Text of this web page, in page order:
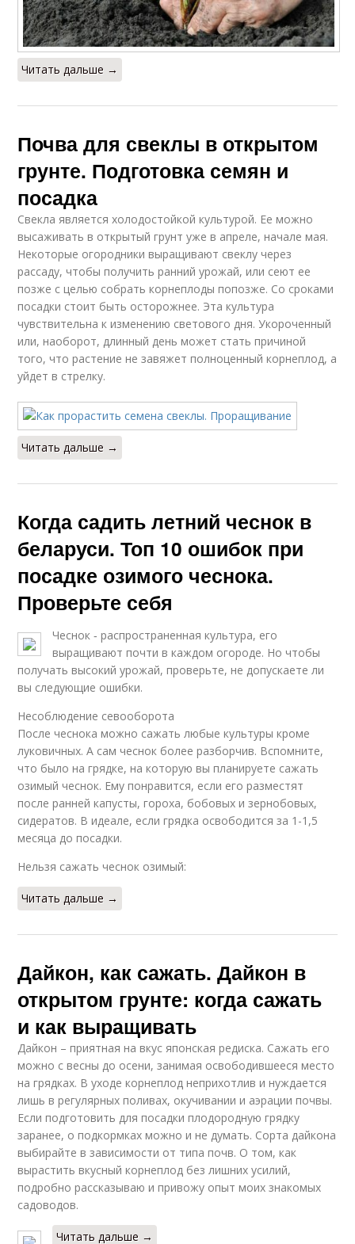
Читать дальше →
Почва для свеклы в открытом
грунте. Подготовка семян и
посадка
Свекла является холодостойкой культурой. Ее можно
высаживать в открытый грунт уже в апреле, начале мая.
Некоторые огородники выращивают свеклу через
рассаду, чтобы получить ранний урожай, или сеют ее
позже с целью собрать корнеплоды попозже. Со сроками
посадки стоит быть осторожнее. Эта культура
чувствительна к изменению светового дня. Укороченный
или, наоборот, длинный день может стать причиной
того, что растение не завяжет полноценный корнеплод, а
уйдет в стрелку.
Читать дальше →
Когда садить летний чеснок в
беларуси. Топ 10 ошибок при
посадке озимого чеснока.
Проверьте себя
Чеснок ‑ распространенная культура, его
выращивают почти в каждом огороде. Но чтобы
получать высокий урожай, проверьте, не допускаете ли
вы следующие ошибки.
Несоблюдение севооборота
После чеснока можно сажать любые культуры кроме
луковичных. А сам чеснок более разборчив. Вспомните,
что было на грядке, на которую вы планируете сажать
озимый чеснок. Ему понравится, если его разместят
после ранней капусты, гороха, бобовых и зернобовых,
сидератов. В идеале, если грядка освободится за 1-1,5
месяца до посадки.
Нельзя сажать чеснок озимый:
Читать дальше →
Дайкон, как сажать. Дайкон в
открытом грунте: когда сажать
и как выращивать
Дайкон – приятная на вкус японская редиска. Сажать его
можно с весны до осени, занимая освободившееся место
на грядках. В уходе корнеплод неприхотлив и нуждается
лишь в регулярных поливах, окучивании и аэрации почвы.
Если подготовить для посадки плодородную грядку
заранее, о подкормках можно и не думать. Сорта дайкона
выбирайте в зависимости от типа почв. О том, как
вырастить вкусный корнеплод без лишних усилий,
подробно рассказываю и привожу опыт моих знакомых
садоводов.
Читать дальше →